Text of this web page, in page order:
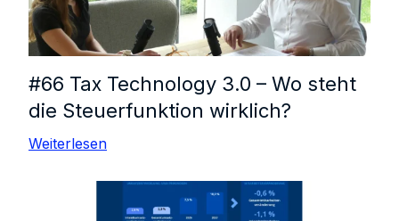
#66 Tax Technology 3.0 – Wo steht
die Steuerfunktion wirklich?
Weiterlesen